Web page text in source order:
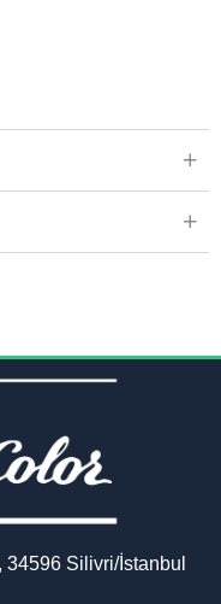
34596 Silivri/İstanbul